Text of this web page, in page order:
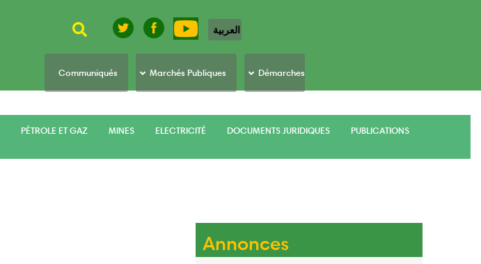
Rechercher
العربية
topCommuniqués Marchés Publiques Démarches
PÉTROLE ET GAZ MINES ELECTRICITÉ DOCUMENTS JURIDIQUES PUBLICATIONS
Annonces